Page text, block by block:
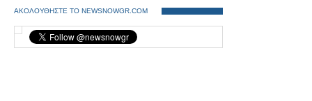
ΑΚΟΛΟΥΘΗΣΤΕ ΤΟ NEWSNOWGR.COM